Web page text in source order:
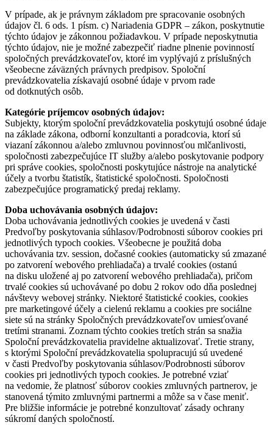
V prípade, ak je právnym základom pre spracovanie osobných
údajov čl. 6 ods. 1 písm. c) Nariadenia GDPR – zákon, poskytnutie
týchto údajov je zákonnou požiadavkou. V prípade neposkytnutia
týchto údajov, nie je možné zabezpečiť riadne plnenie povinností
spoločných prevádzkovateľov, ktoré im vyplývajú z príslušných
všeobecne záväzných právnych predpisov. Spoloční
prevádzkovatelia získavajú osobné údaje v prvom rade
od dotknutých osôb.
Kategórie príjemcov osobných údajov:
Subjekty, ktorým spoloční prevádzkovatelia poskytujú osobné údaje
na základe zákona, odborní konzultanti a poradcovia, ktorí sú
viazaní zákonnou a/alebo zmluvnou povinnosťou mlčanlivosti,
spoločnosti zabezpečujúce IT služby a/alebo poskytovanie podpory
pri správe cookies, spoločnosti poskytujúce nástroje na analytické
účely a tvorbu štatistík, štatistické spoločnosti. Spoločnosti
zabezpečujúce programatický predaj reklamy.
Doba uchovávania osobných údajov:
Doba uchovávania jednotlivých cookies je uvedená v časti
Predvoľby poskytovania súhlasov/Podrobnosti súborov cookies pri
jednotlivých typoch cookies. Všeobecne je použitá doba
uchovávania tzv. session, dočasné cookies (automaticky sú zmazané
po zatvorení webového prehliadača) a trvalé cookies (ostanú
na disku uložené aj po zatvorení webového prehliadača), pričom
trvalé cookies sú uchovávané po dobu 2 rokov odo dňa poslednej
návštevy webovej stránky. Niektoré štatistické cookies, cookies
pre marketingové účely a cielenú reklamu a cookies pre sociálne
siete sú na stránky Spoločných prevádzkovateľov umiesťované
tretími stranami. Zoznam týchto cookies tretích strán sa snažia
Spoloční prevádzkovatelia pravidelne aktualizovať. Tretie strany,
s ktorými Spoloční prevádzkovatelia spolupracujú sú uvedené
v časti Predvoľby poskytovania súhlasov/Podrobnosti súborov
cookies pri jednotlivých typoch cookies. Je potrebné vziať
na vedomie, že platnosť súborov cookies zmluvných partnerov, je
stanovená týmito zmluvnými partnermi a môže sa v čase meniť.
Pre bližšie informácie je potrebné konzultovať zásady ochrany
súkromí daných spoločností.